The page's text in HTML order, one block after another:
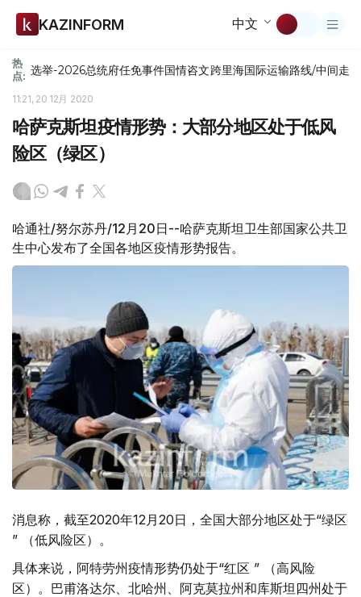
KAZINFORM 中文
热
点: 选举-2026总统府任免事件国情咨文跨里海国际运输路线/中间走廊
11:21, 20 12月 2020
哈萨克斯坦疫情形势：大部分地区处于低风
险区（绿区）
哈通社/努尔苏丹/12月20日--哈萨克斯坦卫生部国家公共卫
生中心发布了全国各地区疫情形势报告。
消息称，截至2020年12月20日，全国大部分地区处于“绿区
” （低风险区）。
具体来说，阿特劳州疫情形势仍处于“红区 ” （高风险
区）。巴甫洛达尔、北哈州、阿克莫拉州和库斯坦四州处于